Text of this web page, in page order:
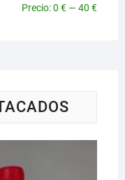
Precio
Precio
Precio:0 € —40 €